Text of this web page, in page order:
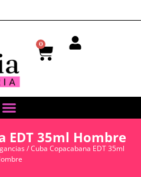
0
EDT 35ml Hombre
/ Cuba Copacabana EDT 35ml